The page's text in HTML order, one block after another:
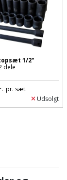
1/2"
dele
pr. sæt.
Udsolgt